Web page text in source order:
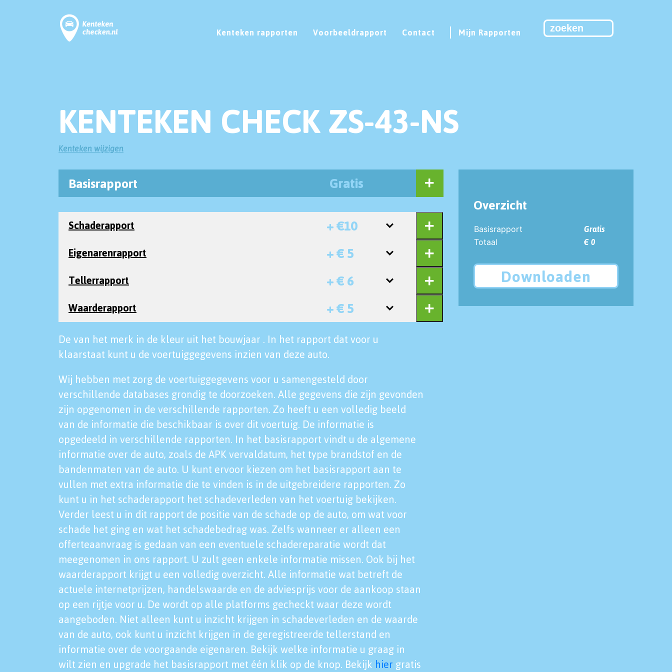
Kenteken rapporten Voorbeeldrapport Contact Mijn Rapporten
KENTEKEN CHECK ZS-43-NS
Kenteken wijzigen
Basisrapport Gratis
Schaderapport + €10
Eigenarenrapport + € 5
Tellerrapport + € 6
Waarderapport + € 5
De van het merk in de kleur uit het bouwjaar . In het rapport dat voor u
klaarstaat kunt u de voertuiggegevens inzien van deze auto.
Wij hebben met zorg de voertuiggegevens voor u samengesteld door
verschillende databases grondig te doorzoeken. Alle gegevens die zijn gevonden
zijn opgenomen in de verschillende rapporten. Zo heeft u een volledig beeld
van de informatie die beschikbaar is over dit voertuig. De informatie is
opgedeeld in verschillende rapporten. In het basisrapport vindt u de algemene
informatie over de auto, zoals de APK vervaldatum, het type brandstof en de
bandenmaten van de auto. U kunt ervoor kiezen om het basisrapport aan te
vullen met extra informatie die te vinden is in de uitgebreidere rapporten. Zo
kunt u in het schaderapport het schadeverleden van het voertuig bekijken.
Verder leest u in dit rapport de positie van de schade op de auto, om wat voor
schade het ging en wat het schadebedrag was. Zelfs wanneer er alleen een
offerteaanvraag is gedaan van een eventuele schadereparatie wordt dat
meegenomen in ons rapport. U zult geen enkele informatie missen. Ook bij het
waarderapport krijgt u een volledig overzicht. Alle informatie wat betreft de
actuele internetprijzen, handelswaarde en de adviesprijs voor de aankoop staan
op een rijtje voor u. De wordt op alle platforms gecheckt waar deze wordt
aangeboden. Niet alleen kunt u inzicht krijgen in schadeverleden en de waarde
van de auto, ook kunt u inzicht krijgen in de geregistreerde tellerstand en
informatie over de voorgaande eigenaren. Bekijk welke informatie u graag in
wilt zien en upgrade het basisrapport met één klik op de knop. Bekijk hier gratis
Overzicht
Basisrapport
Gratis
Totaal
€ 0
Downloaden